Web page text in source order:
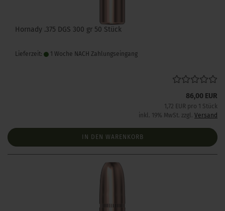
Hornady .375 DGS 300 gr 50 Stück
Lieferzeit: 1 Woche NACH Zahlungseingang
86,00 EUR
1,72 EUR pro 1 Stück
inkl. 19% MwSt. zzgl. Versand
IN DEN WARENKORB